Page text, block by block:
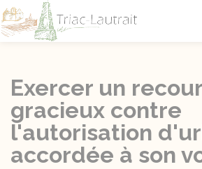
Exercer un
gracieux contre
l'autorisation
accordée à son